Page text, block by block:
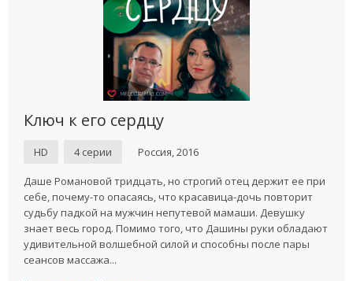
Ключ к его сердцу
HD 4 серии Россия, 2016
Даше Романовой тридцать, но строгий отец держит ее при
себе, почему-то опасаясь, что красавица-дочь повторит
судьбу падкой на мужчин непутевой мамаши. Девушку
знает весь город. Помимо того, что Дашины руки обладают
удивительной волшебной силой и способны после пары
сеансов массажа...